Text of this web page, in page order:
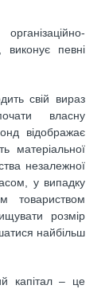
виконує певні
свій вираз
власну
відображає
матеріальної
незалежної
у випадку
товариством
розмір
найбільш
капітал – це